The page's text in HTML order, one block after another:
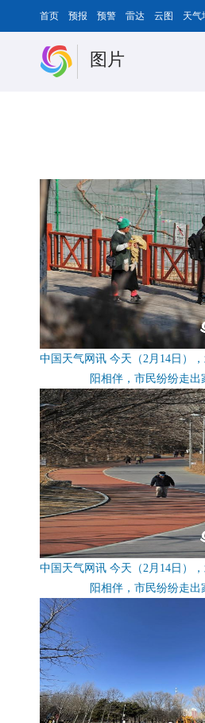
首页 预报 预警 雷达 云图 天气
图片
中国天气网讯 今天（2月14日）
阳相伴，市民纷纷走出
中国天气网讯 今天（2月14日）
阳相伴，市民纷纷走出